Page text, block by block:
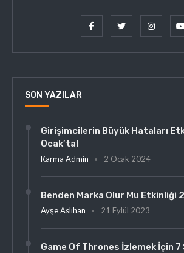
SON YAZILAR
Girişimcilerin Büyük Hataları
Ocak’ta!
Karma Admin 2 Ocak 2024
Benden Marka Olur Mu Etkinliği
Ayşe Aslıhan 21 Eylül 2023
Game Of Thrones İzlemek İçin 7